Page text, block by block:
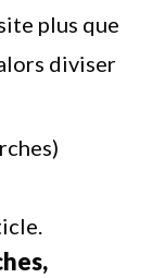
plus que
diviser